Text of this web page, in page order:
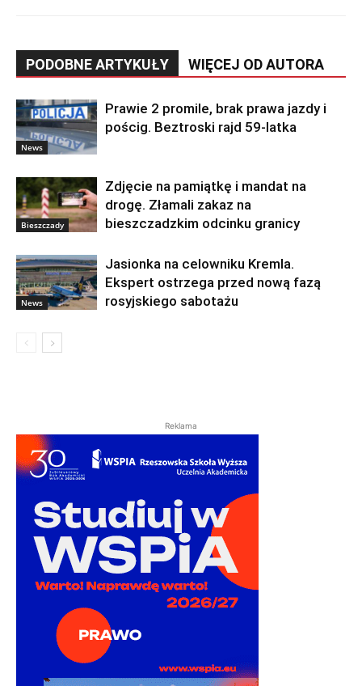
PODOBNE ARTYKUŁY WIĘCEJ OD AUTORA
News
Prawie 2 promile, brak prawa jazdy i
pościg. Beztroski rajd 59-latka
Bieszczady
Zdjęcie na pamiątkę i mandat na
drogę. Złamali zakaz na
bieszczadzkim odcinku granicy
News
Jasionka na celowniku Kremla.
Ekspert ostrzega przed nową fazą
rosyjskiego sabotażu
Reklama